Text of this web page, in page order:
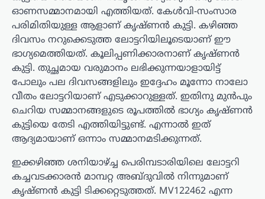
ഓണസമ്മാനമായി എത്തിയത്. കേൾവി-സംസാര
പരിമിതിയുള്ള ആളാണ് കൃഷ്ണൻ കുട്ടി. കഴിഞ്ഞ
ദിവസം നറുക്കെടുത്ത ലോട്ടറിയിലൂടെയാണ് ഈ
ഭാഗ്യമെത്തിയത്. കൂലിപ്പണിക്കാരനാണ് കൃഷ്ണൻ
കുട്ടി. തുച്ഛമായ വരുമാനം ലഭിക്കുന്നയാളായിട്ട്
പോലും പല ദിവസങ്ങളിലും ഇദ്ദേഹം മൂന്നോ നാലോ
വീതം ലോട്ടറിയാണ് എടുക്കാറുള്ളത്. ഇതിനു മുൻപും
ചെറിയ സമ്മാനങ്ങളുടെ രൂപത്തിൽ ഭാഗ്യം കൃഷ്ണൻ
കുട്ടിയെ തേടി എത്തിയിട്ടുണ്ട്. എന്നാൽ ഇത്
ആദ്യമായാണ് ഒന്നാം സമ്മാനമടിക്കുന്നത്.
ഇക്കഴിഞ്ഞ ശനിയാഴ്ച്ച പെരിമ്പടാരിയിലെ ലോട്ടറി
കച്ചവടക്കാരൻ മാമ്പറ്റ അബ്ദുവിൽ നിന്നുമാണ്
കൃഷ്ണൻ കുട്ടി ടിക്കറ്റെടുത്തത്. MV122462 എന്ന